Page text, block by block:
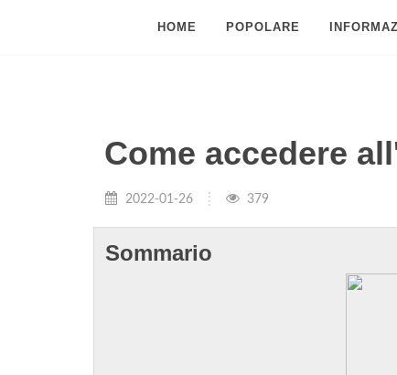
HOME POPOLARE
Come accedere
2022-01-26 379
Sommario